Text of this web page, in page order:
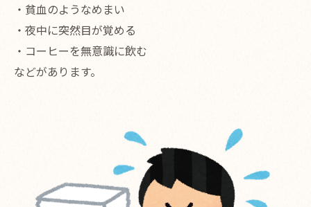
・貧血のようなめまい
・夜中に突然目が覚める
・コーヒーを無意識に飲む
などがあります。